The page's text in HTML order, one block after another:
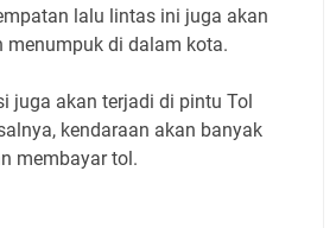
lalu lintas ini juga akan
menumpuk di dalam kota.
juga akan terjadi di pintu Tol
kendaraan akan banyak
membayar tol.